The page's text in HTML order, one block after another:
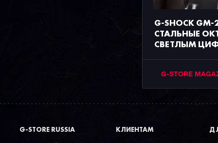
G-SHOCK GM-
СТАЛЬНЫЕ
СВЕТЛЫМ
G-STORE
G-STORE RUSSIA КЛИЕНТАМ